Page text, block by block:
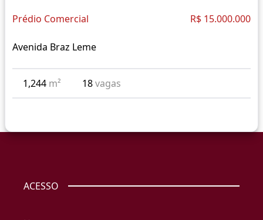
Prédio Comercial R$ 15.000.000
Avenida Braz Leme
1,244 m² 18vagas
ACESSO